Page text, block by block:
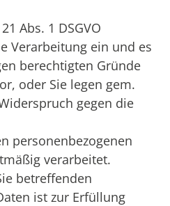
Abs. 1 DSGVO
Verarbeitung ein und es
berechtigten Gründe
oder Sie legen gem.
gegen die
personenbezogenen
verarbeitet.
betreffenden
ist zur Erfüllung